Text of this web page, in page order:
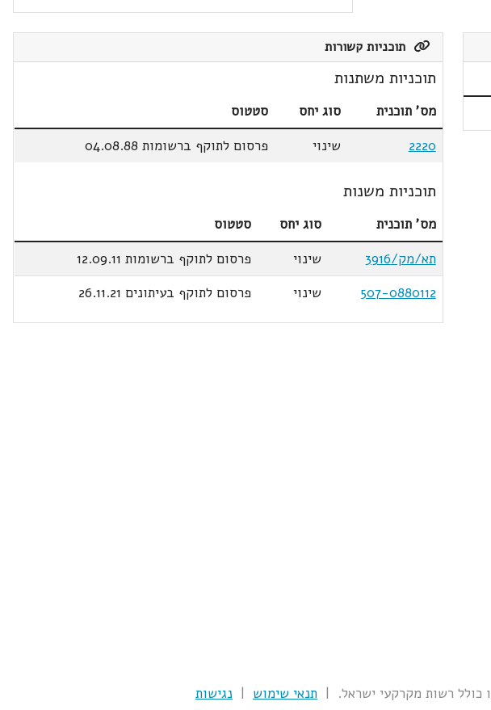
תוכניות קשורות
תוכניות משתנות
מס' תוכנית סוג יחס
סטטוס
2220
שינוי פרסום לתוקף ברשומות 04.08.88
תוכניות משנות
מס' תוכנית סוג יחס
סטטוס
תא/מק/3916
שינוי
פרסום לתוקף ברשומות 12.09.11
507-0880112
שינוי פרסום לתוקף בעיתונים 26.11.21
תנאי שימוש | נגישות